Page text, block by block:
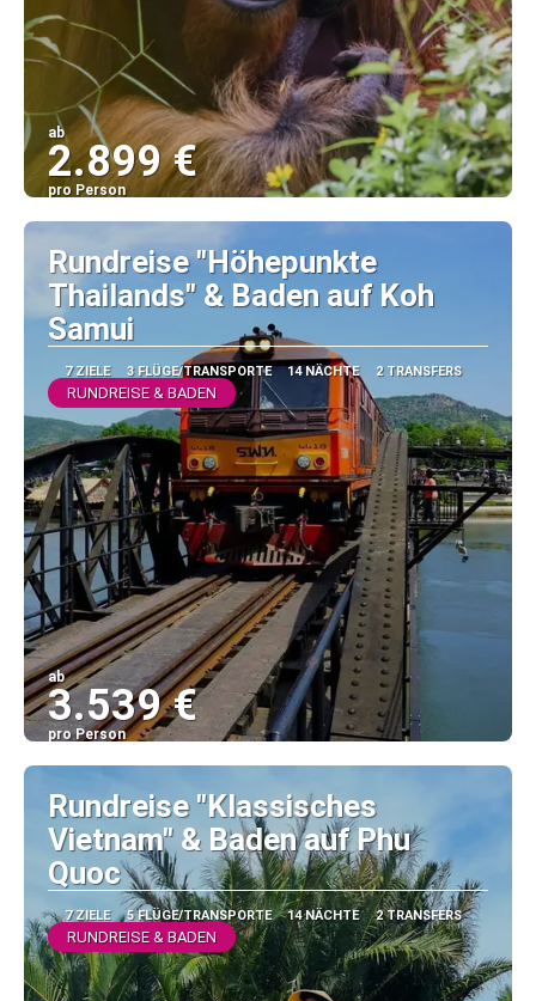
ab
2.899 €
pro Person
Sehen
Rundreise "Höhepunkte
Thailands" & Baden auf Koh
Samui
7 ZIELE 3 FLÜGE/TRANSPORTE 14 NÄCHTE 2 TRANSFERS
RUNDREISE & BADEN
ab
3.539 €
pro Person
Sehen
Rundreise "Klassisches
Vietnam" & Baden auf Phu
Quoc
7 ZIELE 5 FLÜGE/TRANSPORTE 14 NÄCHTE 2 TRANSFERS
RUNDREISE & BADEN